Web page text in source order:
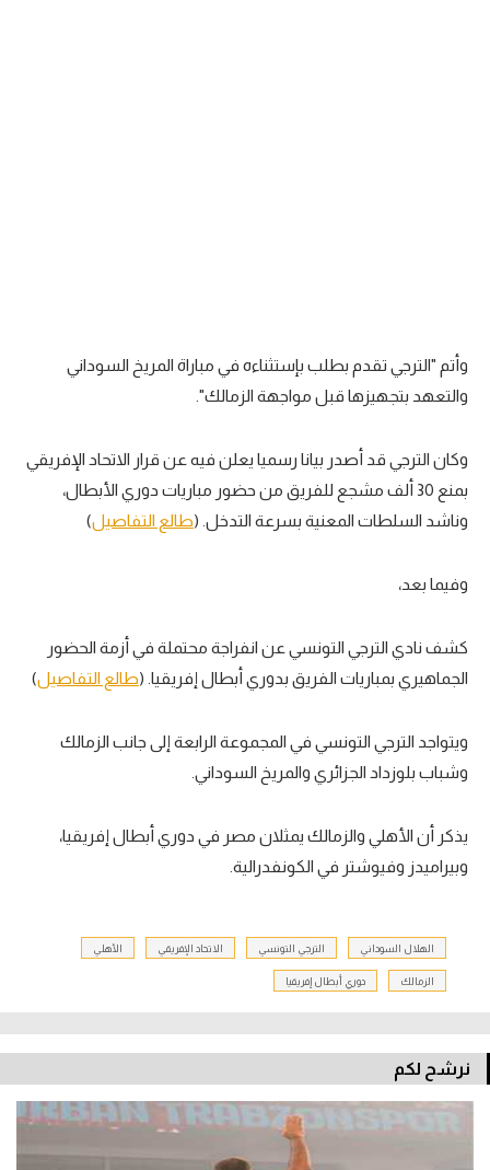
وأتم "الترجي تقدم بطلب بإستثناءه في مباراة المريخ السوداني
والتعهد بتجهيزها قبل مواجهة الزمالك".
وكان الترجي قد أصدر بيانا رسميا يعلن فيه عن قرار الاتحاد الإفريقي
بمنع 30 ألف مشجع للفريق من حضور مباريات دوري الأبطال،
وناشد السلطات المعنية بسرعة التدخل. (طالع التفاصيل)
وفيما بعد،
كشف نادي الترجي التونسي عن انفراجة محتملة في أزمة الحضور
الجماهيري بمباريات الفريق بدوري أبطال إفريقيا. (طالع التفاصيل)
ويتواجد الترجي التونسي في المجموعة الرابعة إلى جانب الزمالك
وشباب بلوزداد الجزائري والمريخ السوداني.
يذكر أن الأهلي والزمالك يمثلان مصر في دوري أبطال إفريقيا،
وبيراميدز وفيوشتر في الكونفدرالية.
الهلال السوداني الترجي التونسي الاتحاد الإفريقي الأهلي
الزمالك دوري أبطال إفريقيا
نرشح لكم